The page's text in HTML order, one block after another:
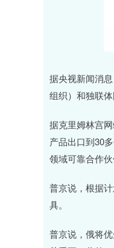
据央视新闻消
组织）和独联体
据克里姆林宫
产品出口到30
领域可靠合作
普京说，根据
具。
普京说，俄将